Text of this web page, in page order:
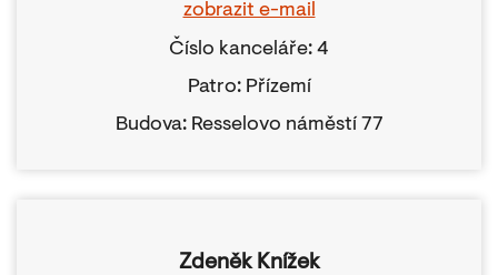
zobrazit e-mail
Číslo kanceláře: 4
Patro: Přízemí
Budova: Resselovo náměstí 77
Zdeněk Knížek